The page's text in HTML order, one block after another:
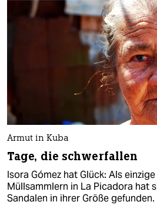
Armut in Kuba
Tage, die schwerfallen
Isora Gómez hat Glück: Als
Müllsammlern in La Picadora hat
Sandalen in ihrer Größe gefunden.